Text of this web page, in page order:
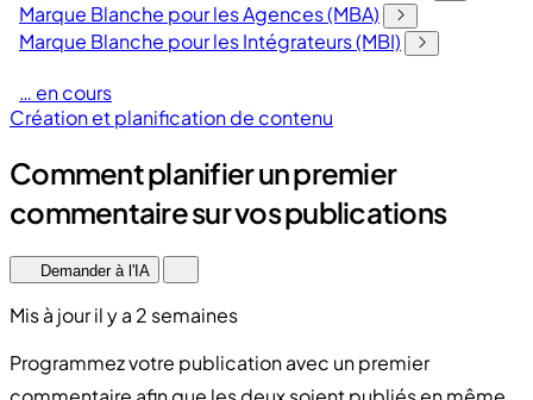
Marque Blanche pour les Agences (MBA)
Marque Blanche pour les Intégrateurs (MBI)
… en cours
Création et planification de contenu
Comment planifier un premier
commentaire sur vos publications
Demander à l'IA
Mis à jour il y a 2 semaines
Programmez votre publication avec un premier